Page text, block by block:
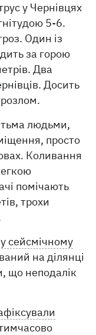
у Чернівцях
5-6.
Один із
за горою
Два
Досить
людьми,
просто
Коливання
помічають
трохи
сейсмічному
на ділянці
що неподалік